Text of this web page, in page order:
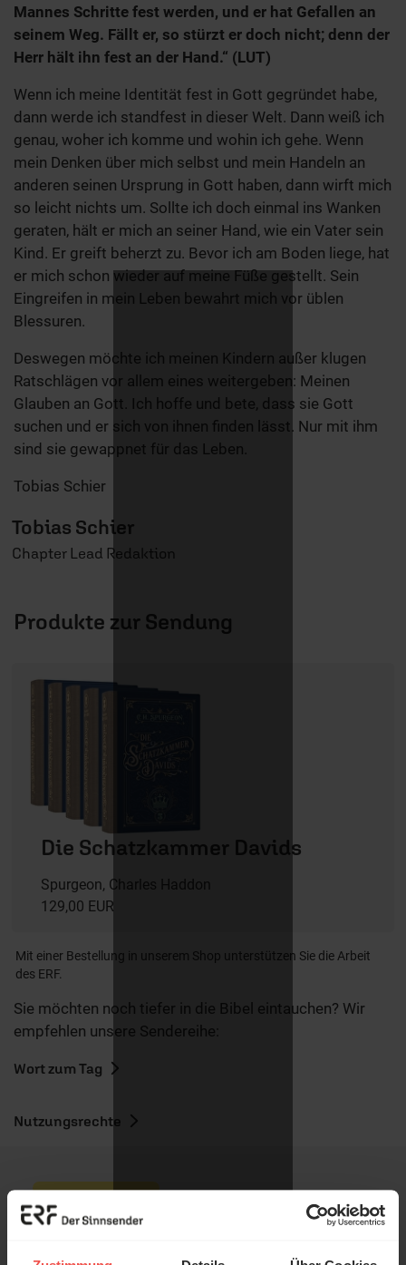
Mannes Schritte fest werden, und er hat Gefallen an
seinem Weg. Fällt er, so stürzt er doch nicht; denn der
Herr hält ihn fest an der Hand.“ (LUT)
Wenn ich meine Identität fest in Gott gegründet habe,
dann werde ich standfest in dieser Welt. Dann weiß ich
genau, woher ich komme und wohin ich gehe. Wenn
mein Denken über mich selbst und mein Handeln an
anderen seinen Ursprung in Gott haben, dann wirft mich
so leicht nichts um. Sollte ich doch einmal ins Wanken
geraten, hält er mich an seiner Hand, wie ein Vater sein
Kind. Er greift beherzt zu. Bevor ich am Boden liege, hat
er mich schon wieder auf meine Füße gestellt. Sein
Eingreifen in mein Leben bewahrt mich vor üblen
Blessuren.
Deswegen möchte ich meinen Kindern außer klugen
Ratschlägen vor allem eines weitergeben: Meinen
Glauben an Gott. Ich hoffe und bete, dass sie Gott
suchen und er sich von ihnen finden lässt. Nur mit ihm
sind sie gewappnet für das Leben.
Tobias Schier
Tobias Schier
Chapter Lead Redaktion
Produkte zur Sendung
Die Schatzkammer Davids
Spurgeon, Charles Haddon
129,00 EUR
Mit einer Bestellung in unserem Shop unterstützen Sie die Arbeit
des ERF.
Sie möchten noch tiefer in die Bibel eintauchen? Wir
empfehlen unsere Sendereihe:
Wort zum Tag
Nutzungsrechte